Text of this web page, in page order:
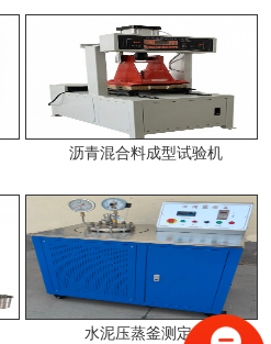
沥青混合料成型试验机
水泥压蒸釜测定仪